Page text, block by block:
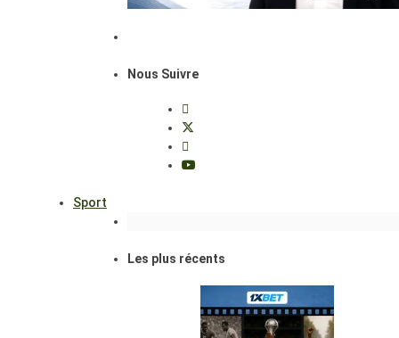
Nous Suivre
Sport
Les plus récents